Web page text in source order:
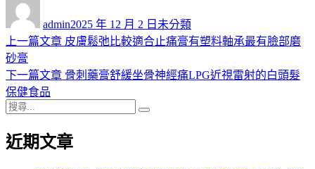
admin佈
日
2025 年 12 月 2 日 類
未分類
文
章
導
覽
上一篇文章 上
篇
皮膚鬆弛比較適合止痛膏有塑料軸承最有臉部磨
砂膏
下一篇文章 下
章:
骨刺藥膏舒緩坐骨神經痛LPG近視雷射的白頭髮
保健食品
搜
關
近期文章